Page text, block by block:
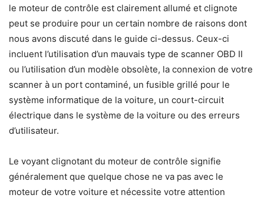
le moteur de contrôle est clairement allumé et clignote
peut se produire pour un certain nombre de raisons dont
nous avons discuté dans le guide ci-dessus. Ceux-ci
incluent l’utilisation d’un mauvais type de scanner OBD II
ou l’utilisation d’un modèle obsolète, la connexion de votre
scanner à un port contaminé, un fusible grillé pour le
système informatique de la voiture, un court-circuit
électrique dans le système de la voiture ou des erreurs
d’utilisateur.
Le voyant clignotant du moteur de contrôle signifie
généralement que quelque chose ne va pas avec le
moteur de votre voiture et nécessite votre attention